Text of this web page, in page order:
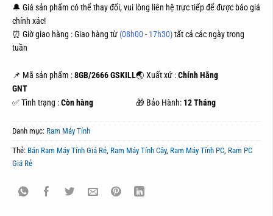
🔔 Giá sản phẩm có thể thay đổi, vui lòng liên hệ trực tiếp để được báo giá
chính xác!
⏰ Giờ giao hàng : Giao hàng từ (08h00 - 17h30)tất cả các ngày trong
tuần
📌 Mã sản phẩm :8GB/2666 GSKILL
GNT
🌏 Xuất xứ :Chính Hãng
✅ Tình trạng :Còn hàng 🎁 Bảo Hành: 12 Tháng
Danh mục: Ram Máy Tính
Thẻ: Bán Ram Máy Tính Giá Rẻ, Ram Máy Tính Cây, Ram Máy Tính PC, Ram PC
Giá Rẻ